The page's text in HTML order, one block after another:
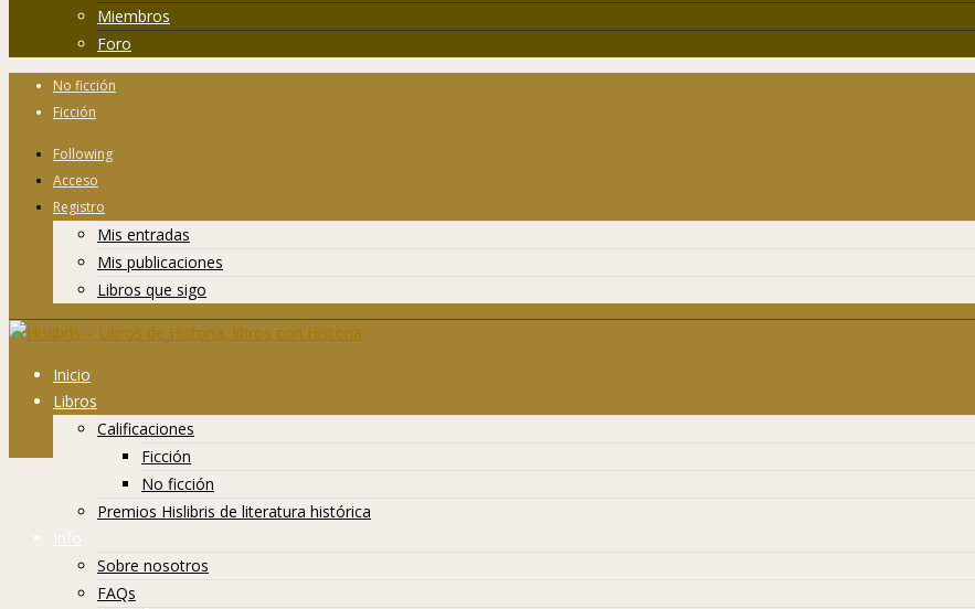
Miembros
Foro
No ficción
Ficción
Following
Acceso
Registro
Mis entradas
Mis publicaciones
Libros que sigo
Inicio
Libros
Calificaciones
Ficción
No ficción
Premios Hislibris de literatura histórica
Info
Sobre nosotros
FAQs